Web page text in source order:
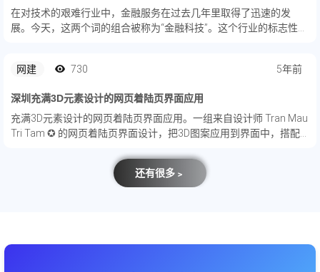
在对技术的艰难行业中，金融服务在过去几年里取得了迅速的发
展。今天，这两个词的组合被称为“金融科技”。这个行业的标志性产
网建 730 5年前
深圳充满3D元素设计的网页着陆页界面应用
​充满3D元素设计的网页着陆页界面应用。一组来自设计师 Tran Mau
Tri Tam ✪ 的网页着陆页界面设计，把3D图案应用到界面中，搭配
还有很多﹥